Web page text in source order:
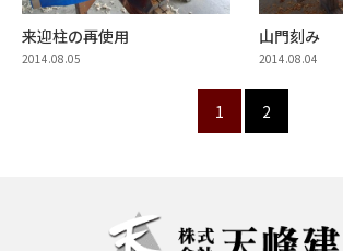
来迎柱の再使用
2014.08.05
山門刻み
2014.08.04
1 2